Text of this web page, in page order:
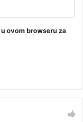
ovom browseru za